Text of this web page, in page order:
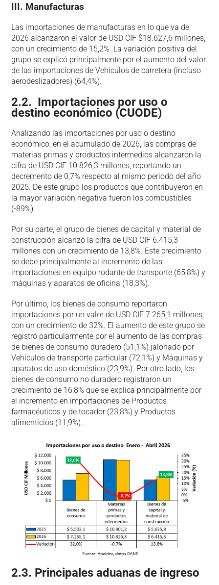
III. Manufacturas
Las importaciones de manufacturas en lo que va de
2026 alcanzaron el valor de USD CIF $18.627,6 millones,
con un crecimiento de 15,2%. La variación positiva del
grupo se explicó principalmente por el aumento del valor
de las importaciones de Vehículos de carretera (incluso
aerodeslizadores) (64,4%).
2.2. Importaciones por uso o
destino económico (CUODE)
Analizando las importaciones por uso o destino
económico, en el acumulado de 2026, las compras de
materias primas y productos intermedios alcanzaron la
cifra de USD CIF 10.826,3 millones, reportando un
decremento de 0,7% respecto al mismo periodo del año
2025. De este grupo los productos que contribuyeron en
la mayor variación negativa fueron los combustibles
(-89%)
Por su parte, el grupo de bienes de capital y material de
construcción alcanzó la cifra de USD CIF 6.415,3
millones con un crecimiento de 13,8%. Este crecimiento
se debe principalmente al incremento de las
importaciones en equipo rodante de transporte (65,8%) y
máquinas y aparatos de oficina (18,3%).
Por último, los bienes de consumo reportaron
importaciones por un valor de USD CIF 7.265,1 millones,
con un crecimiento de 32%. El aumento de este grupo se
registró particularmente por el aumento de las compras
de bienes de consumo duradero (51,1%) jalonado por
Vehículos de transporte particular (72,1%) y Máquinas y
aparatos de uso doméstico (23,9%). Por otro lado, los
bienes de consumo no duradero registraron un
crecimiento de 16,8% que se explica principalmente por
el incremento en importaciones de Productos
farmacéuticos y de tocador (23,8%) y Productos
alimenticios (11,9%).
2.3. Principales aduanas de ingreso